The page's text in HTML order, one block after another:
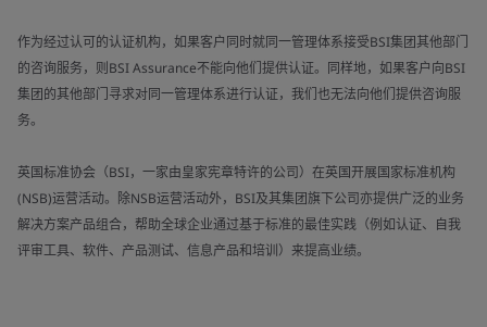
作为经过认可的认证机构，如果客户同时就同一管理体系接受BSI集团其他部门
的咨询服务，则BSI Assurance不能向他们提供认证。同样地，如果客户向BSI
集团的其他部门寻求对同一管理体系进行认证，我们也无法向他们提供咨询服
务。
英国标准协会（BSI，一家由皇家宪章特许的公司）在英国开展国家标准机构
(NSB)运营活动。除NSB运营活动外，BSI及其集团旗下公司亦提供广泛的业务
解决方案产品组合，帮助全球企业通过基于标准的最佳实践（例如认证、自我
评审工具、软件、产品测试、信息产品和培训）来提高业绩。